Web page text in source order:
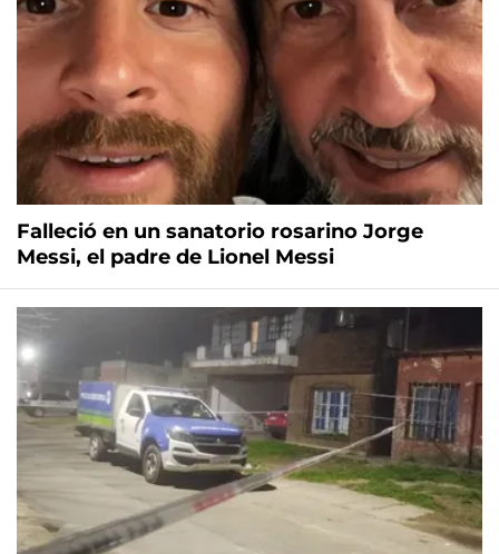
Falleció en un sanatorio rosarino Jorge
Messi, el padre de Lionel Messi